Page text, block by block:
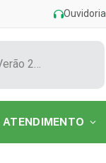
Ouvidoria
Show de Tarcísio do Acordeon encerra o Festival de Verão 2026 na Praia do Caripi
ATENDIMENTO